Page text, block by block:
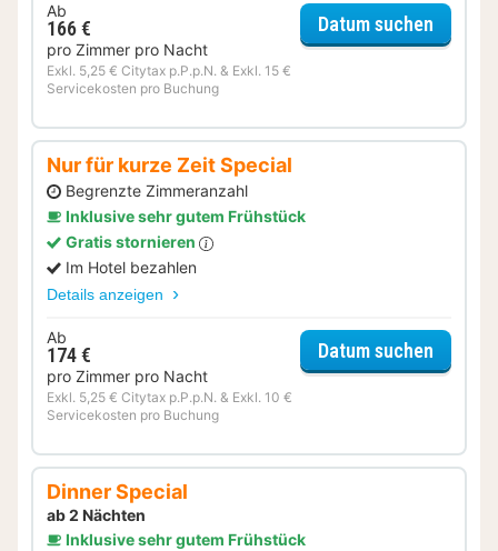
Ab
166 €
pro Zimmer pro Nacht
Exkl. 5,25 € Citytax p.P.p.N. & Exkl. 15 €
Servicekosten pro Buchung
Datum suchen
Nur für kurze Zeit Special
Begrenzte Zimmeranzahl
Inklusive sehr gutem Frühstück
Gratis stornieren
Im Hotel bezahlen
Details anzeigen
Ab
174 €
pro Zimmer pro Nacht
Exkl. 5,25 € Citytax p.P.p.N. & Exkl. 10 €
Servicekosten pro Buchung
Datum suchen
Dinner Special
ab 2 Nächten
Inklusive sehr gutem Frühstück